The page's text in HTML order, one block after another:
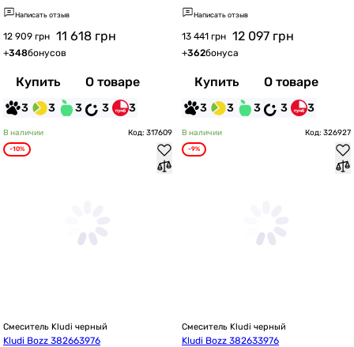
Написать отзыв
12 909 грн 11 618 грн
+348бонусов
Купить О товаре
3 3 3 3 3
Написать отзыв
13 441 грн 12 097 грн
+362бонуса
Купить О товаре
3 3 3 3 3
В наличии Код: 317609
-10%
Смеситель Kludi черный
Kludi Bozz 382663976
В наличии Код: 326927
-9%
Смеситель Kludi черный
Kludi Bozz 382633976